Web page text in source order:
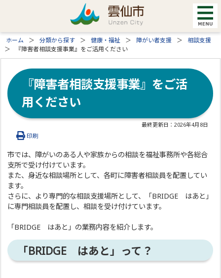
ホーム 分類から探す 健康・福祉 障がい者支援
相談支援
『障害者相談支援事業』をご活用ください
『障害者相談支援事業』をご活
用ください
最終更新日：2026年4月8日
印刷
市では、障がいのある人や家族からの相談を福祉事務所や各総合
支所で受け付けています。
また、身近な相談場所として、各町に障害者相談員を配置してい
ます。
さらに、より専門的な相談支援場所として、「BRIDGE はあと」
に専門相談員を配置し、相談を受け付けています。
「BRIDGE はあと」の業務内容を紹介します。
「BRIDGE はあと」って？